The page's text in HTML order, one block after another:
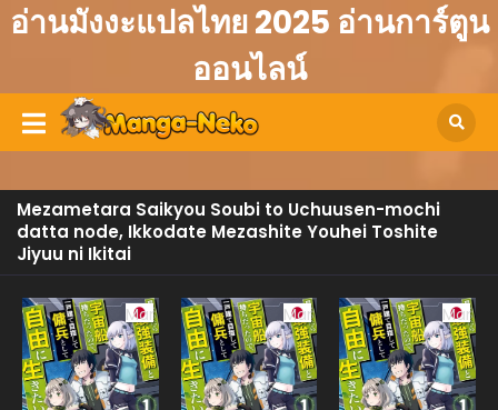
อ่านมังงะแปลไทย 2025 อ่านการ์ตูน
ออนไลน์
Mezametara Saikyou Soubi to Uchuusen-mochi
datta node, Ikkodate Mezashite Youhei Toshite
Jiyuu ni Ikitai
Manga Manga Manga